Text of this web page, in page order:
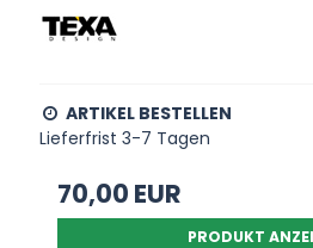
ARTIKEL BESTELLEN
Lieferfrist 3-7 Tagen
70,00 EUR
PRODUKT